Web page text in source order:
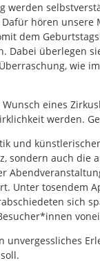
werden
hören unsere
dem
Dabei überlegen
wie
eines
werden.
und
sondern auch die
Unter tosendem
sich
unvergessliches